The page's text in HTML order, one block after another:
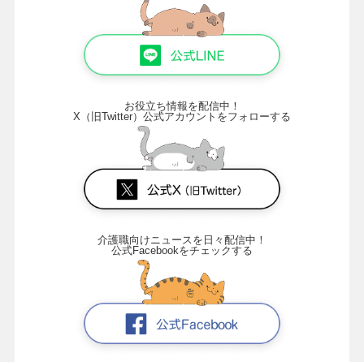
お役立ち情報を配信中！
X（旧Twitter）公式アカウントをフォローする
介護職向けニュースを日々配信中！
公式Facebookをチェックする